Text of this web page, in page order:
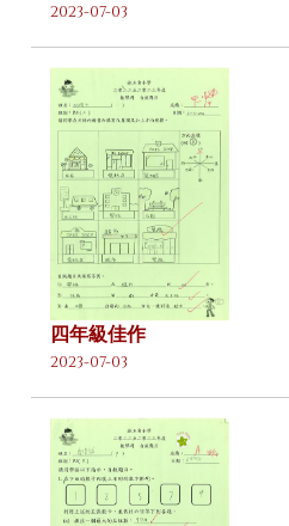
2023-07-03
四年級佳作
2023-07-03